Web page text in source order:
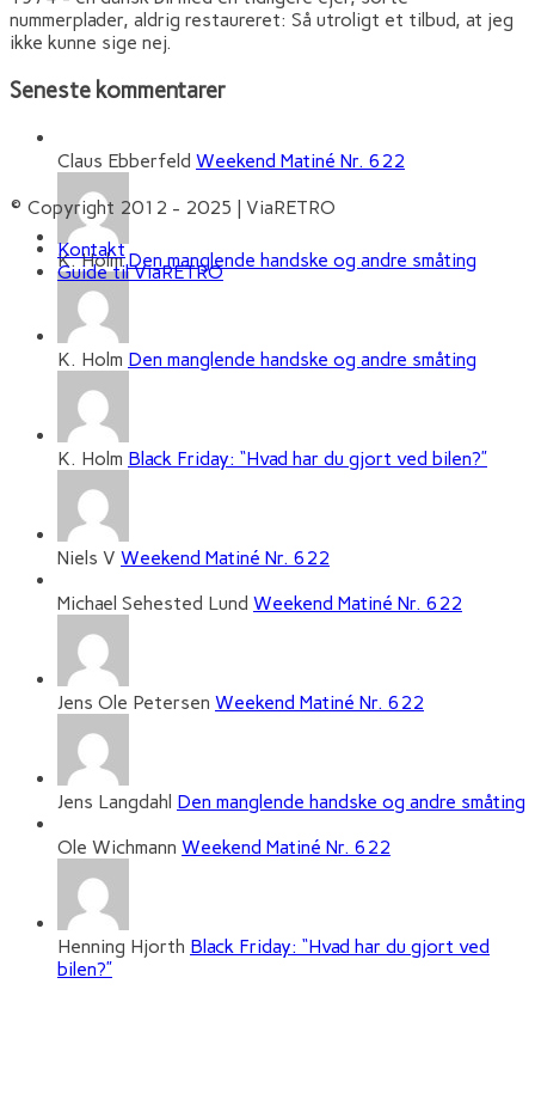
nummerplader, aldrig restaureret: Så utroligt et tilbud, at jeg
ikke kunne sige nej.
Seneste kommentarer
Claus Ebberfeld Weekend Matiné Nr. 622
K. HolmDen manglende handske og andre småting
K. Holm Den manglende handske og andre småting
K. Holm Black Friday: “Hvad har du gjort ved bilen?”
Niels V Weekend Matiné Nr. 622
Michael Sehested Lund Weekend Matiné Nr. 622
Jens Ole Petersen Weekend Matiné Nr. 622
Jens Langdahl Den manglende handske og andre småting
Ole Wichmann Weekend Matiné Nr. 622
Henning Hjorth Black Friday: “Hvad har du gjort ved
bilen?”
© Copyright 2012 - 2025 | ViaRETRO
Kontakt
Guide til ViaRETRO